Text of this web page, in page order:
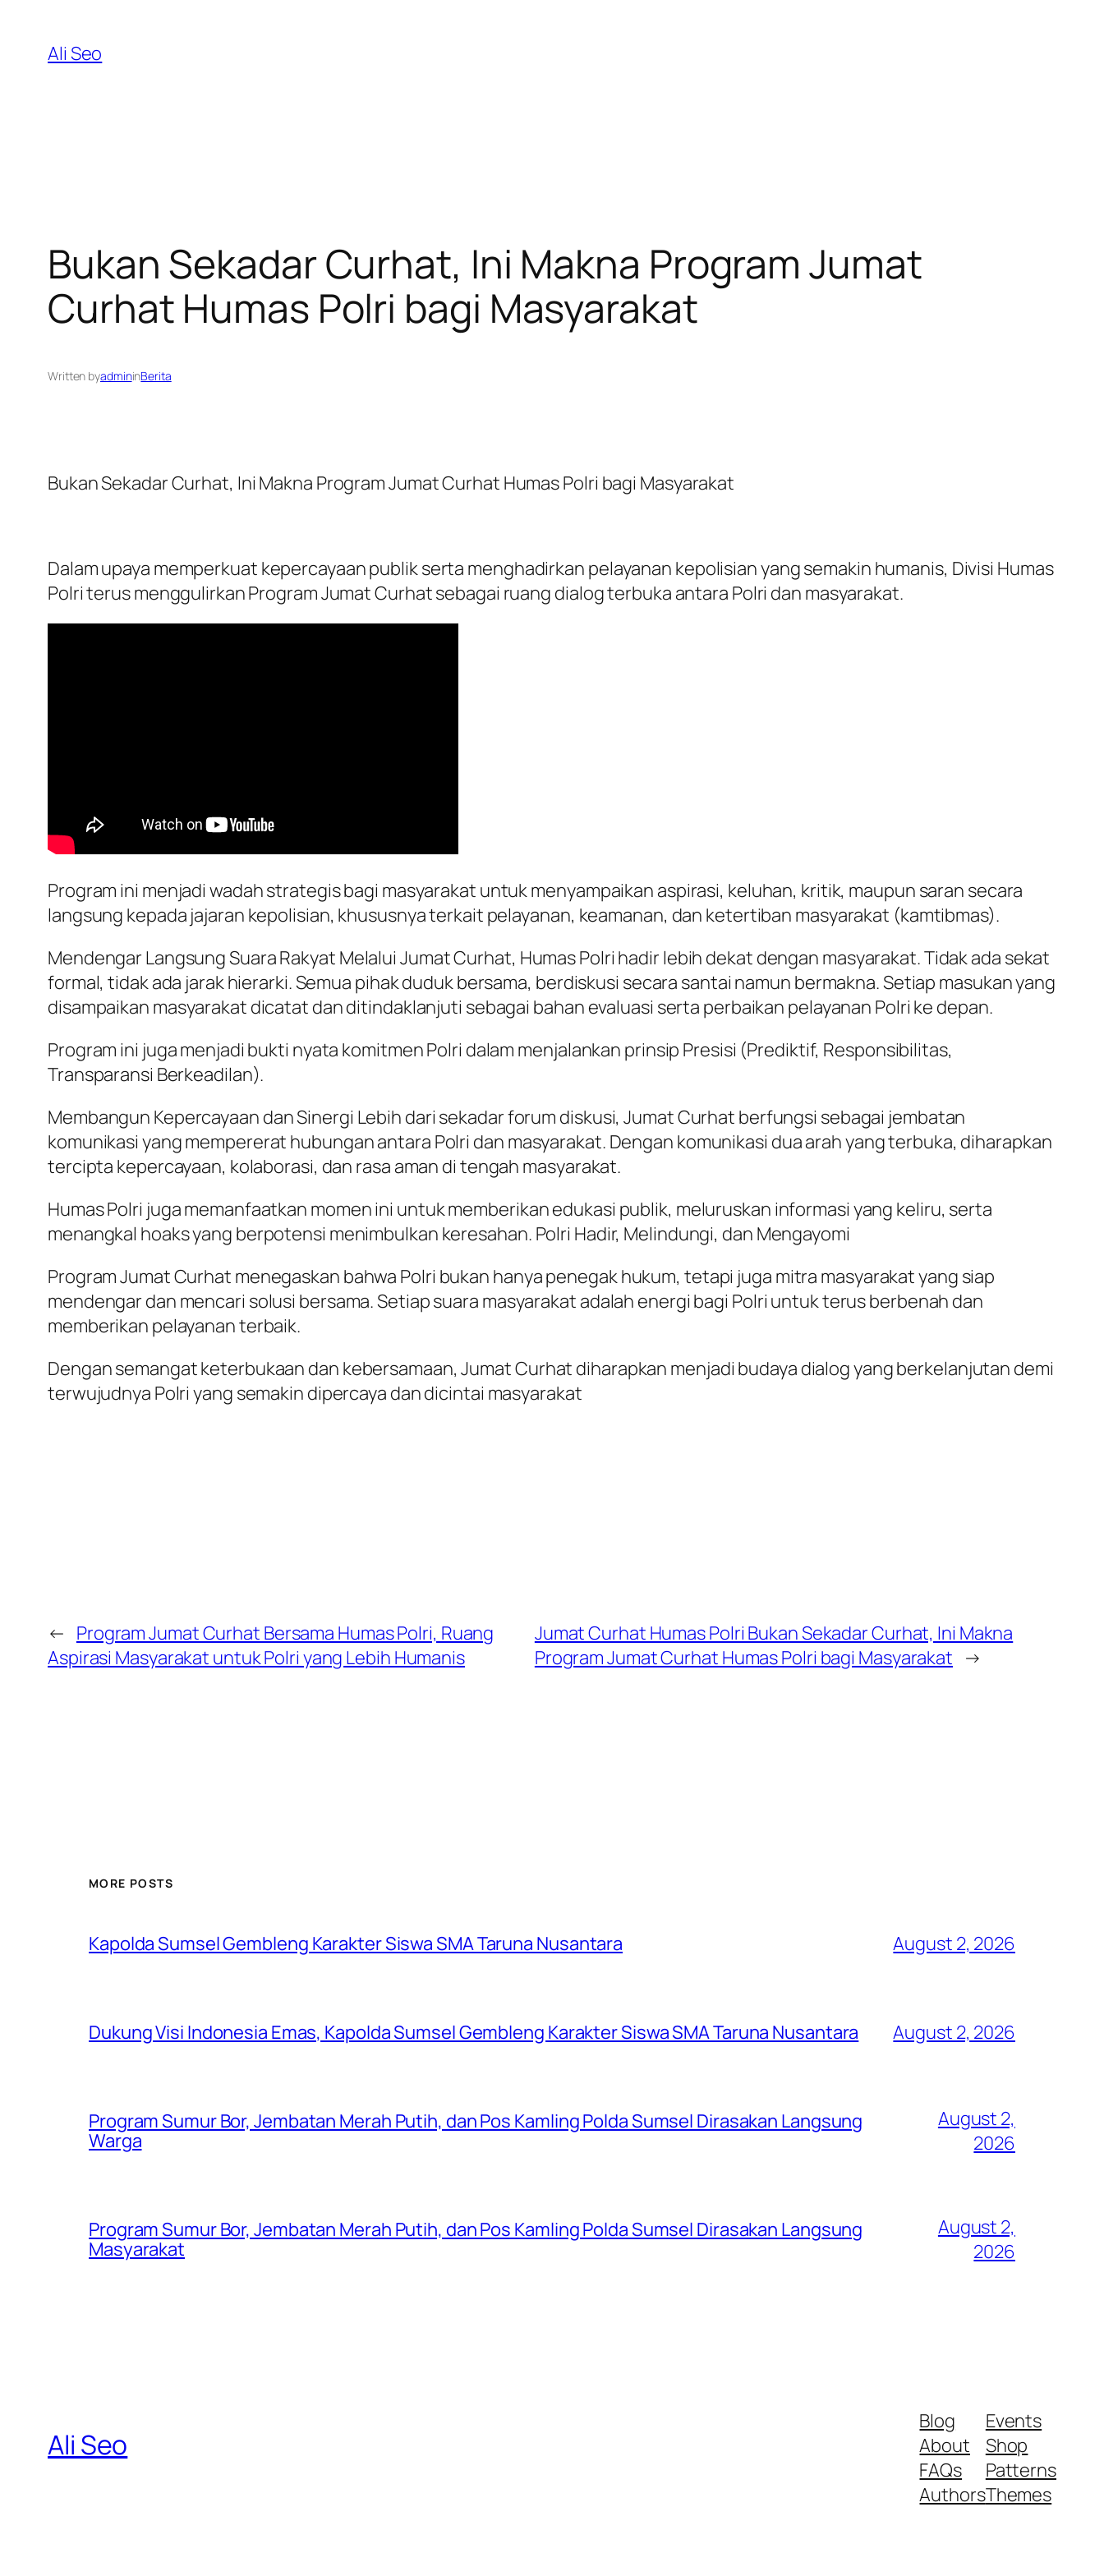
content
Ali Seo
Bukan Sekadar Curhat, Ini Makna Program Jumat
Curhat Humas Polri bagi Masyarakat
Written byadmininBerita
Bukan Sekadar Curhat, Ini Makna Program Jumat Curhat Humas Polri bagi Masyarakat
Dalam upaya memperkuat kepercayaan publik serta menghadirkan pelayanan kepolisian yang semakin humanis, Divisi Humas
Polri terus menggulirkan Program Jumat Curhat sebagai ruang dialog terbuka antara Polri dan masyarakat.
Program ini menjadi wadah strategis bagi masyarakat untuk menyampaikan aspirasi, keluhan, kritik, maupun saran secara
langsung kepada jajaran kepolisian, khususnya terkait pelayanan, keamanan, dan ketertiban masyarakat (kamtibmas).
Mendengar Langsung Suara Rakyat Melalui Jumat Curhat, Humas Polri hadir lebih dekat dengan masyarakat. Tidak ada sekat
formal, tidak ada jarak hierarki. Semua pihak duduk bersama, berdiskusi secara santai namun bermakna. Setiap masukan yang
disampaikan masyarakat dicatat dan ditindaklanjuti sebagai bahan evaluasi serta perbaikan pelayanan Polri ke depan.
Program ini juga menjadi bukti nyata komitmen Polri dalam menjalankan prinsip Presisi (Prediktif, Responsibilitas,
Transparansi Berkeadilan).
Membangun Kepercayaan dan Sinergi Lebih dari sekadar forum diskusi, Jumat Curhat berfungsi sebagai jembatan
komunikasi yang mempererat hubungan antara Polri dan masyarakat. Dengan komunikasi dua arah yang terbuka, diharapkan
tercipta kepercayaan, kolaborasi, dan rasa aman di tengah masyarakat.
Humas Polri juga memanfaatkan momen ini untuk memberikan edukasi publik, meluruskan informasi yang keliru, serta
menangkal hoaks yang berpotensi menimbulkan keresahan. Polri Hadir, Melindungi, dan Mengayomi
Program Jumat Curhat menegaskan bahwa Polri bukan hanya penegak hukum, tetapi juga mitra masyarakat yang siap
mendengar dan mencari solusi bersama. Setiap suara masyarakat adalah energi bagi Polri untuk terus berbenah dan
memberikan pelayanan terbaik.
Dengan semangat keterbukaan dan kebersamaan, Jumat Curhat diharapkan menjadi budaya dialog yang berkelanjutan demi
terwujudnya Polri yang semakin dipercaya dan dicintai masyarakat
← Program Jumat Curhat Bersama Humas Polri, Ruang
Aspirasi Masyarakat untuk Polri yang Lebih Humanis
Jumat Curhat Humas Polri Bukan Sekadar Curhat, Ini Makna
Program Jumat Curhat Humas Polri bagi Masyarakat →
MORE POSTS
Kapolda Sumsel Gembleng Karakter Siswa SMA Taruna Nusantara August 2, 2026
Dukung Visi Indonesia Emas, Kapolda Sumsel Gembleng Karakter Siswa SMA Taruna Nusantara August 2, 2026
Program Sumur Bor, Jembatan Merah Putih, dan Pos Kamling Polda Sumsel Dirasakan Langsung
Warga
August 2,
2026
Program Sumur Bor, Jembatan Merah Putih, dan Pos Kamling Polda Sumsel Dirasakan Langsung
Masyarakat
August 2,
2026
Ali Seo
Blog
About
FAQs
Authors
Events
Shop
Patterns
Themes